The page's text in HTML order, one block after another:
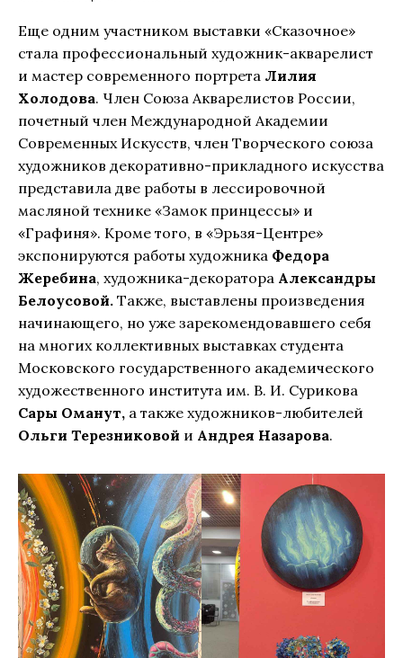
Еще одним участником выставки «Сказочное»
стала профессиональный художник-акварелист
и мастер современного портрета Лилия
Холодова. Член Союза Акварелистов России,
почетный член Международной Академии
Современных Искусств, член Творческого союза
художников декоративно-прикладного искусства
представила две работы в лессировочной
масляной технике «Замок принцессы» и
«Графиня». Кроме того, в «Эрьзя-Центре»
экспонируются работы художника Федора
Жеребина, художника-декоратора Александры
Белоусовой. Также, выставлены произведения
начинающего, но уже зарекомендовавшего себя
на многих коллективных выставках студента
Московского государственного академического
художественного института им. В. И. Сурикова
Сары Оманут, а также художников-любителей
Ольги Терезниковой и Андрея Назарова.